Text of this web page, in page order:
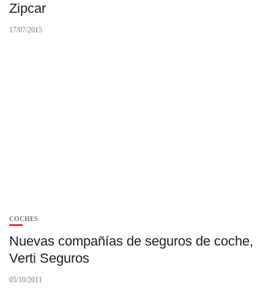
Zipcar
17/07/2015
COCHES
Nuevas compañías de seguros de coche,
Verti Seguros
05/10/2011